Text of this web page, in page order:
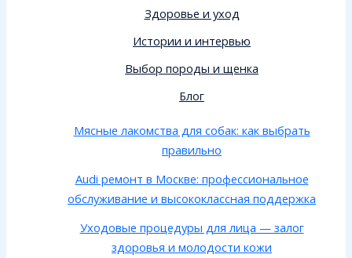
Здоровье и уход
Истории и интервью
Выбор породы и щенка
Блог
Мясные лакомства для собак: как выбрать
правильно
Audi ремонт в Москве: профессиональное
обслуживание и высококлассная поддержка
Уходовые процедуры для лица — залог
здоровья и молодости кожи